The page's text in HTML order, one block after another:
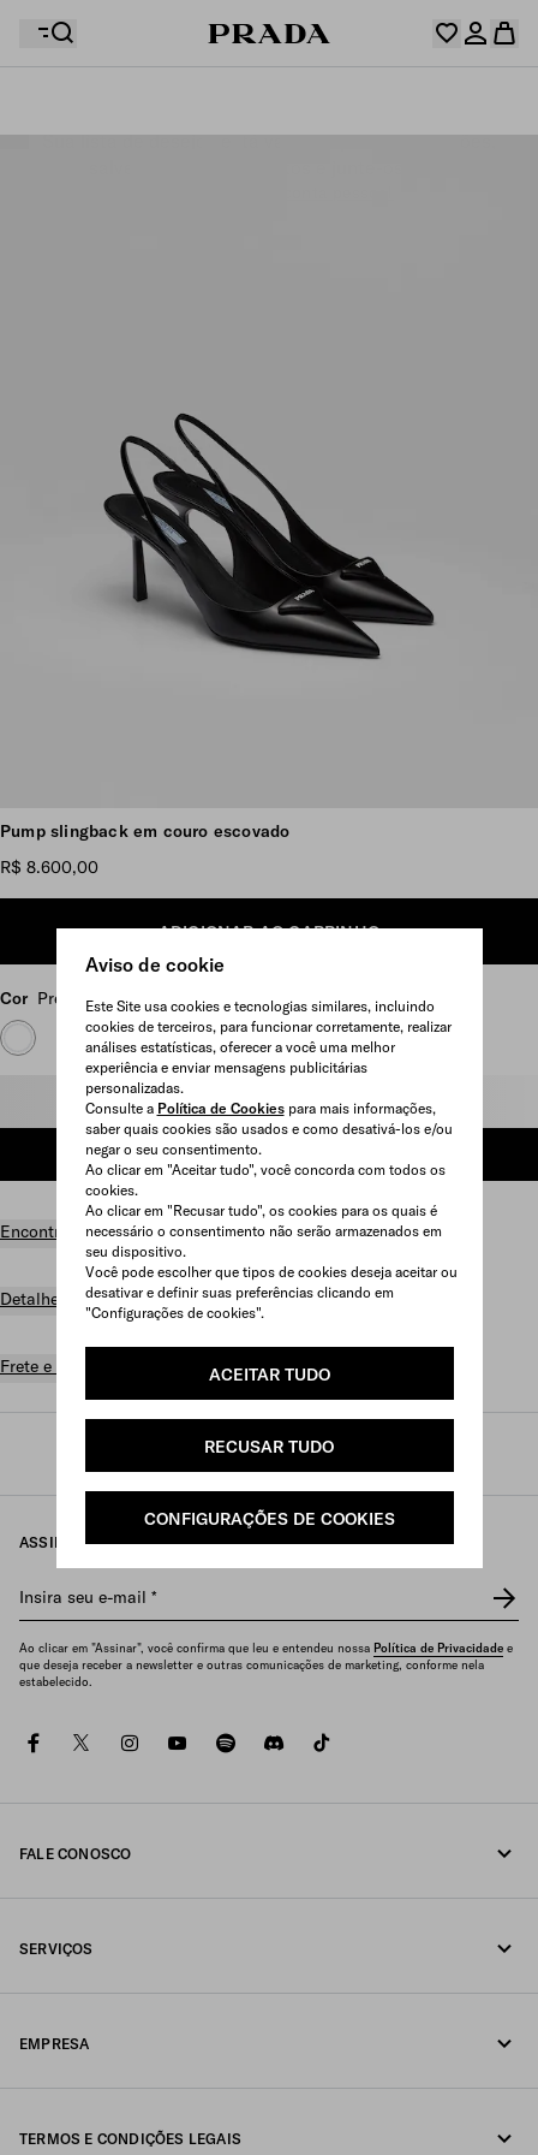
Aviso de cookie
Este Site usa cookies e tecnologias similares, incluindo
cookies de terceiros, para funcionar corretamente, realizar
análises estatísticas, oferecer a você uma melhor
experiência e enviar mensagens publicitárias
personalizadas.
Consulte a Política de Cookiespara mais informações,
saber quais cookies são usados e como desativá-los e/ou
negar o seu consentimento.
Ao clicar em "Aceitar tudo", você concorda com todos os
cookies.
Ao clicar em "Recusar tudo", os cookies para os quais é
necessário o consentimento não serão armazenados em
seu dispositivo.
Você pode escolher que tipos de cookies deseja aceitar ou
desativar e definir suas preferências clicando em
"Configurações de cookies".
ACEITAR TUDO
RECUSAR TUDO
CONFIGURAÇÕES DE COOKIES
Sua lista de desejos está vazia. Explore as coleções,
Ver mais imagens
Pump slingback em couro escovado
R$ 8.600,00
ADICIONAR AO CARRINHO
Cor Preto
Selecionar tamanho
ADICIONAR AO CARRINHO
Encontrar uma loja
Detalhes do produto
Frete e devolução grátis
Feminino / Calçados
ASSINE NOSSA NEWSLETTER
Insira seu e-mail *
Ao clicar em "Assinar", você confirma que leu e entendeu nossa Política de Privacidade e
que deseja receber a newsletter e outras comunicações de marketing, conforme nela
estabelecido.
facebooktwitterinstagramyoutubespotifydiscord
FALE CONOSCO
Fale conosco pelo WhatsApp
SERVIÇOS
EMPRESA
TERMOS E CONDIÇÕES LEGAIS